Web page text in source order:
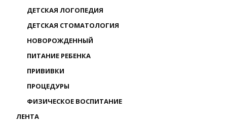
ДЕТСКАЯ ЛОГОПЕДИЯ
ДЕТСКАЯ СТОМАТОЛОГИЯ
НОВОРОЖДЕННЫЙ
ПИТАНИЕ РЕБЕНКА
ПРИВИВКИ
ПРОЦЕДУРЫ
ФИЗИЧЕСКОЕ ВОСПИТАНИЕ
ЛЕНТА